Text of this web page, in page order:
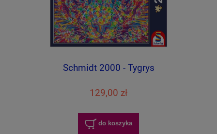
Schmidt 2000 - Tygrys
129,00 zł
do koszyka